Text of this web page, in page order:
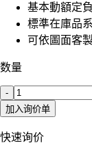
基本動額定
標準在庫品
可依圖面客
数量
-
加入询价单
快速询价